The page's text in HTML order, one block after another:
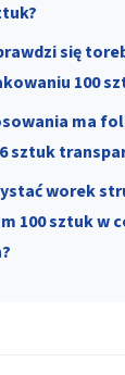
się
100
ma
sztuk
worek
100 sztuk w